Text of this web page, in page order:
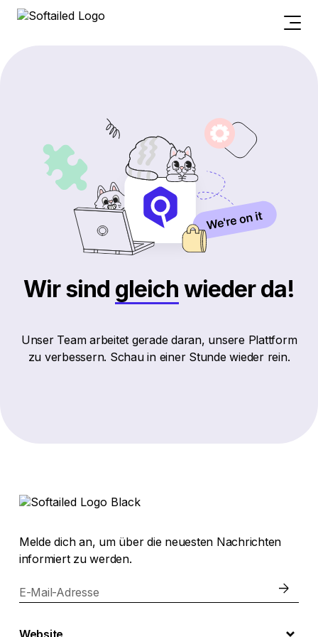
Wir sind gleich wieder da!
Unser Team arbeitet gerade daran, unsere Plattform
zu verbessern. Schau in einer Stunde wieder rein.
Melde dich an, um über die neuesten Nachrichten
informiert zu werden.
E-Mail-Adresse
Website